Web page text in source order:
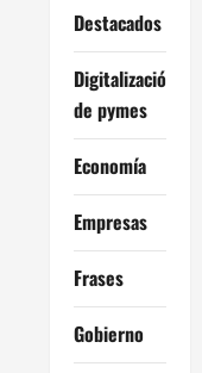
Destacados
Digitalización
de pymes
Economía
Empresas
Frases
Gobierno